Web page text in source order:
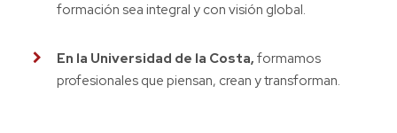
formación sea integral y con visión global.
En la Universidad de la Costa, formamos
profesionales que piensan, crean y transforman.